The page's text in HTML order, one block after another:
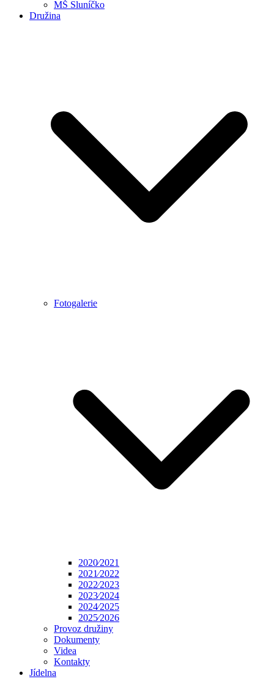
MŠ Sluníčko
Družina
Fotogalerie
2020⁄2021
2021⁄2022
2022⁄2023
2023⁄2024
2024⁄2025
2025⁄2026
Provoz družiny
Dokumenty
Videa
Kontakty
Jídelna